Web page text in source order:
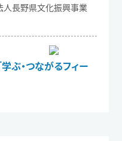
人長野県文化振興事業
ぶ・つながるフィー